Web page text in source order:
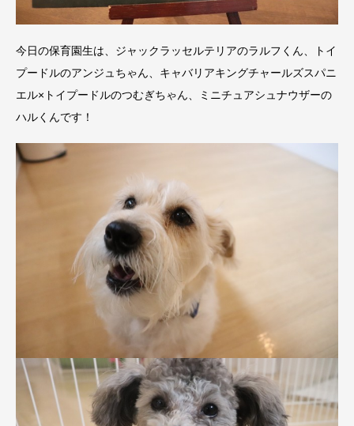
今日の保育園生は、ジャックラッセルテリアのラルフくん、トイ
プードルのアンジュちゃん、キャバリアキングチャールズスパニ
エル×トイプードルのつむぎちゃん、ミニチュアシュナウザーの
ハルくんです！